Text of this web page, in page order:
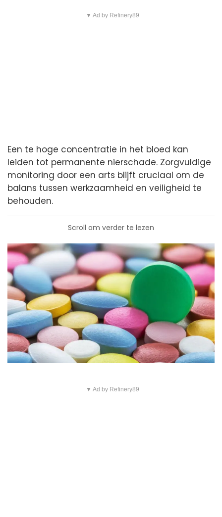
▼ Ad by Refinery89
Een te hoge concentratie in het bloed kan
leiden tot permanente nierschade. Zorgvuldige
monitoring door een arts blijft cruciaal om de
balans tussen werkzaamheid en veiligheid te
behouden.
Scroll om verder te lezen
▼ Ad by Refinery89